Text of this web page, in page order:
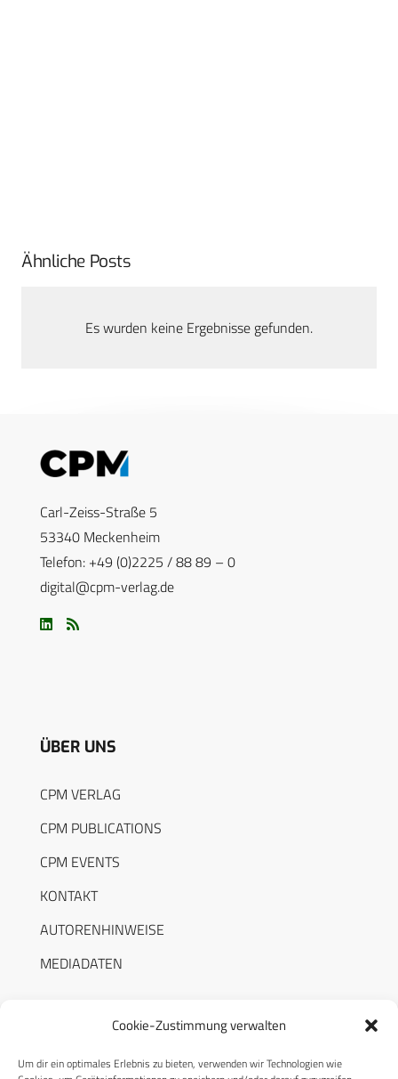
Cookie-Zustimmung verwalten
Um dir ein optimales Erlebnis zu bieten, verwenden wir Technologien wie
Ähnliche Posts
Es wurden keine Ergebnisse gefunden.
Carl-Zeiss-Straße 5
53340 Meckenheim
Telefon: +49 (0)2225 / 88 89 – 0
digital@cpm-verlag.de
ÜBER UNS
CPM VERLAG
CPM PUBLICATIONS
CPM EVENTS
KONTAKT
AUTORENHINWEISE
MEDIADATEN
RECHTLICHES